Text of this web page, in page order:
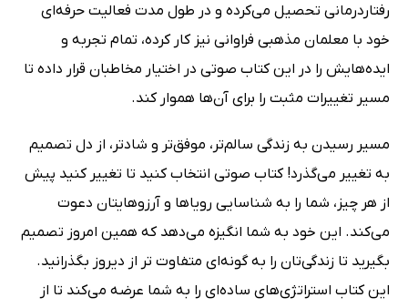
رفتاردرمانی تحصیل می‌کرده و در طول مدت فعالیت حرفه‌ای
خود با معلمان مذهبی فراوانی نیز کار کرده، تمام تجربه و
ایده‌هایش را در این کتاب صوتی در اختیار مخاطبان قرار داده تا
مسیر تغییرات مثبت را برای آن‌ها هموار کند.
مسیر رسیدن به زندگی سالم‌تر، موفق‌تر و شادتر، از دل تصمیم
به تغییر می‌گذرد! کتاب صوتی انتخاب کنید تا تغییر کنید پیش
از هر چیز، شما را به شناسایی رویاها و آرزوهایتان دعوت
می‌کند. این خود به شما انگیزه می‌دهد که همین امروز تصمیم
بگیرید تا زندگی‌تان را به گونه‌ای متفاوت ‌تر از دیروز بگذرانید.
این کتاب استراتژی‌های ساده‌ای را به شما عرضه می‌کند تا از